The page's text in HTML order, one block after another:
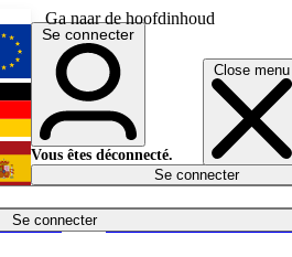
Ga naar de hoofdinhoud
Close menu
Se connecter
Économie
English
Deutsch
Español
Se connecter
Vous êtes déconnecté.
Se connecter